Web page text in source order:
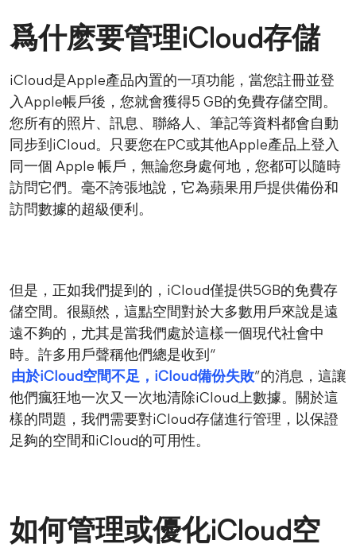
爲什麽要管理iCloud存儲
iCloud是Apple產品內置的一項功能，當您註冊並登
入Apple帳戶後，您就會獲得5 GB的免費存儲空間。
您所有的照片、訊息、聯絡人、筆記等資料都會自動
同步到iCloud。只要您在PC或其他Apple產品上登入
同一個 Apple 帳戶，無論您身處何地，您都可以隨時
訪問它們。毫不誇張地說，它為蘋果用戶提供備份和
訪問數據的超級便利。
但是，正如我們提到的，iCloud僅提供5GB的免費存
儲空間。很顯然，這點空間對於大多數用戶來說是遠
遠不夠的，尤其是當我們處於這樣一個現代社會中
時。許多用戶聲稱他們總是收到“
由於iCloud空間不足，iCloud備份失敗”的消息，這讓
他們瘋狂地一次又一次地清除iCloud上數據。關於這
樣的問題，我們需要對iCloud存儲進行管理，以保證
足夠的空間和iCloud的可用性。
如何管理或優化iCloud空